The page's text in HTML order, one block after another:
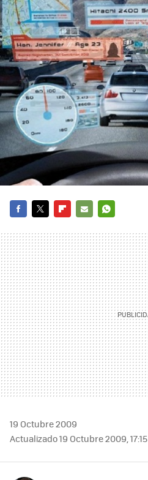
MAIL
19 Octubre 2009
Actualizado 19 Octubre 2009, 17:15